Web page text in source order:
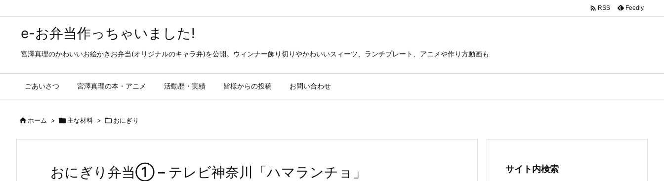
e-お弁当作っちゃいました!
宮澤真理のかわいいお絵かきお弁当(オリジナルのキャラ弁)を公開。ウィンナー飾り切りやかわいいスィーツ、ランチプレート、アニメや作り方動画も
ごあいさつ 宮澤真理の本・アニメ 活動歴・実績 皆様からの投稿 お問い合わせ
 RSS Feedly
ホーム > 主な材料 > おにぎり
おにぎり弁当① – テレビ神奈川「ハマランチョ」 サイト内検索